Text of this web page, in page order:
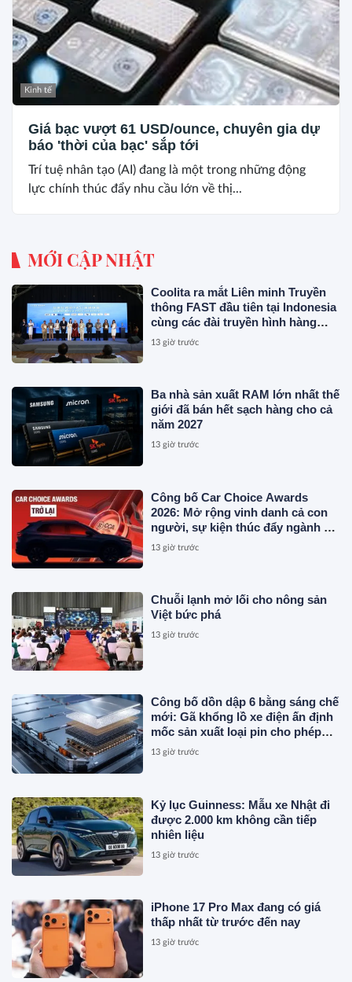
Kinh tế
Giá bạc vượt 61 USD/ounce, chuyên gia dự
báo 'thời của bạc' sắp tới
Trí tuệ nhân tạo (AI) đang là một trong những động
lực chính thúc đẩy nhu cầu lớn về thị...
MỚI CẬP NHẬT
Coolita ra mắt Liên minh Truyền
thông FAST đầu tiên tại Indonesia
cùng các đài truyền hình hàng
đầu
13 giờ trước
Ba nhà sản xuất RAM lớn nhất thế
giới đã bán hết sạch hàng cho cả
năm 2027
13 giờ trước
Công bố Car Choice Awards
2026: Mở rộng vinh danh cả con
người, sự kiện thúc đẩy ngành xe
Việt Nam
13 giờ trước
Chuỗi lạnh mở lối cho nông sản
Việt bức phá
13 giờ trước
Công bố dồn dập 6 bằng sáng chế
mới: Gã khổng lồ xe điện ấn định
mốc sản xuất loại pin cho phép
sạc 1 lần đi từ Hà Nội đến TP.HCM
13 giờ trước
Kỷ lục Guinness: Mẫu xe Nhật đi
được 2.000 km không cần tiếp
nhiên liệu
13 giờ trước
iPhone 17 Pro Max đang có giá
thấp nhất từ trước đến nay
13 giờ trước